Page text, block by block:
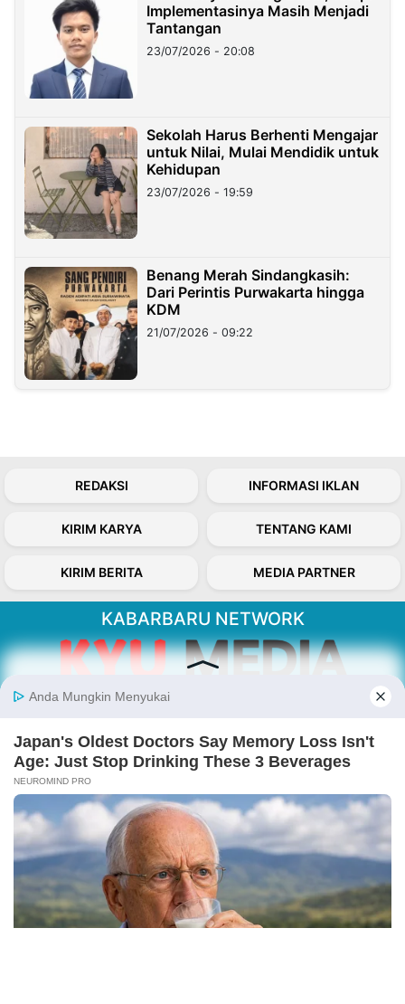
Implementasinya Masih Menjadi
Tantangan
23/07/2026 - 20:08
Sekolah Harus Berhenti Mengajar
untuk Nilai, Mulai Mendidik untuk
Kehidupan
23/07/2026 - 19:59
Benang Merah Sindangkasih:
Dari Perintis Purwakarta hingga
KDM
21/07/2026 - 09:22
REDAKSI INFORMASI IKLAN
KIRIM KARYA TENTANG KAMI
KIRIM BERITA MEDIA PARTNER
KABARBARU NETWORK
Kabarbaru.co menyajikan berita aktual dan
inspiratif dari sudut pandang berbaik sangka
Follow Kabarbaru